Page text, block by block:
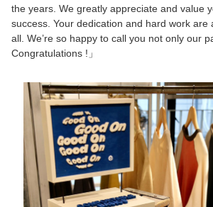
the years. We greatly appreciate and value
success. Your dedication and hard work are
all. We’re so happy to call you not only our
Congratulations !」